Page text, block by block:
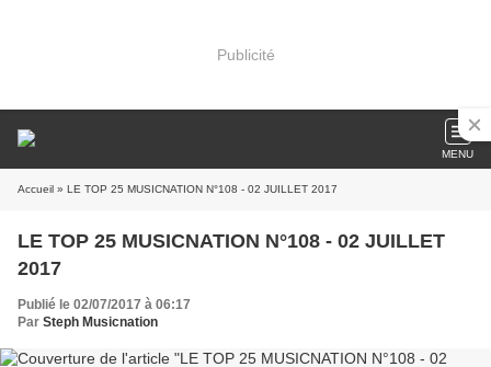
Publicité
MENU
Accueil » LE TOP 25 MUSICNATION N°108 - 02 JUILLET 2017
LE TOP 25 MUSICNATION N°108 - 02 JUILLET
2017
Publié le 02/07/2017 à 06:17
Par Steph Musicnation